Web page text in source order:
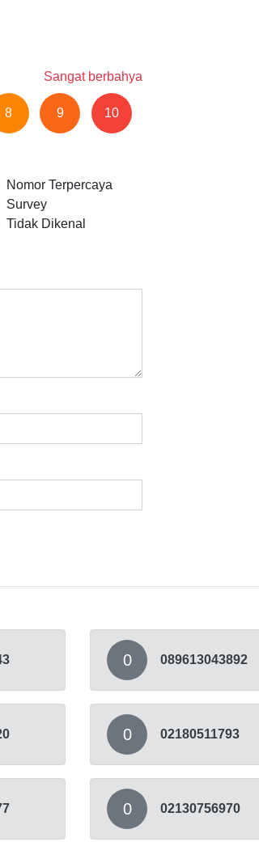
Sangat berbahya
8 9 10
Nomor Terpercaya
Survey
Tidak Dikenal
0 089613043892
0 02180511793
0 02130756970